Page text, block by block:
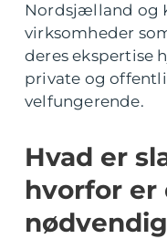
Nordsjælland og
virksomheder
deres ekspertise
private og
velfungerende.
Hvad er
hvorfor er